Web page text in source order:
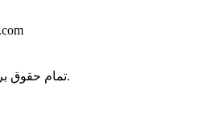
تمام حقوق برای کفِ بازار محفوظ است.